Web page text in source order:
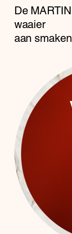
De
waaier
aan